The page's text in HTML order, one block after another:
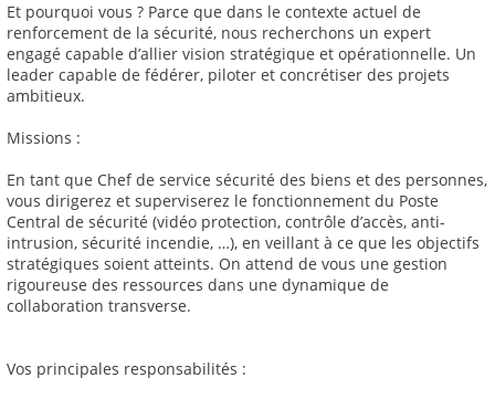
Et pourquoi vous ? Parce que dans le contexte actuel de
renforcement de la sécurité, nous recherchons un expert
engagé capable d’allier vision stratégique et opérationnelle. Un
leader capable de fédérer, piloter et concrétiser des projets
ambitieux.
Missions :
En tant que Chef de service sécurité des biens et des personnes,
vous dirigerez et superviserez le fonctionnement du Poste
Central de sécurité (vidéo protection, contrôle d’accès, anti-
intrusion, sécurité incendie, …), en veillant à ce que les objectifs
stratégiques soient atteints. On attend de vous une gestion
rigoureuse des ressources dans une dynamique de
collaboration transverse.
Vos principales responsabilités :